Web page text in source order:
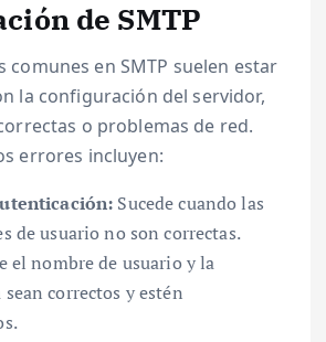
de SMTP
comunes en SMTP suelen estar
la configuración del servidor,
o problemas de red.
errores incluyen:
Sucede cuando las
de usuario no son correctas.
el nombre de usuario y la
correctos y estén